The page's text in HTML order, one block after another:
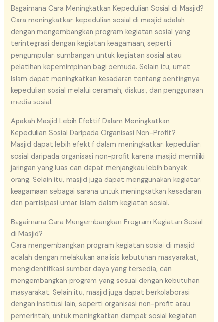
Bagaimana Cara Meningkatkan Kepedulian Sosial di Masjid?
Cara meningkatkan kepedulian sosial di masjid adalah
dengan mengembangkan program kegiatan sosial yang
terintegrasi dengan kegiatan keagamaan, seperti
pengumpulan sumbangan untuk kegiatan sosial atau
pelatihan kepemimpinan bagi pemuda. Selain itu, umat
Islam dapat meningkatkan kesadaran tentang pentingnya
kepedulian sosial melalui ceramah, diskusi, dan penggunaan
media sosial.
Apakah Masjid Lebih Efektif Dalam Meningkatkan
Kepedulian Sosial Daripada Organisasi Non-Profit?
Masjid dapat lebih efektif dalam meningkatkan kepedulian
sosial daripada organisasi non-profit karena masjid memiliki
jaringan yang luas dan dapat menjangkau lebih banyak
orang. Selain itu, masjid juga dapat menggunakan kegiatan
keagamaan sebagai sarana untuk meningkatkan kesadaran
dan partisipasi umat Islam dalam kegiatan sosial.
Bagaimana Cara Mengembangkan Program Kegiatan Sosial
di Masjid?
Cara mengembangkan program kegiatan sosial di masjid
adalah dengan melakukan analisis kebutuhan masyarakat,
mengidentifikasi sumber daya yang tersedia, dan
mengembangkan program yang sesuai dengan kebutuhan
masyarakat. Selain itu, masjid juga dapat berkolaborasi
dengan institusi lain, seperti organisasi non-profit atau
pemerintah, untuk meningkatkan dampak sosial kegiatan